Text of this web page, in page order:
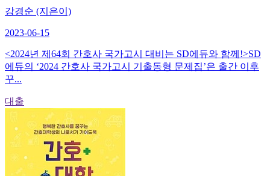
강경순 (지은이)
2023-06-15
<2024년 제64회 간호사 국가고시 대비는 SD에듀와 함께!>SD
에듀의 ‘2024 간호사 국가고시 기출동형 문제집’은 출간 이후
꾸...
대출